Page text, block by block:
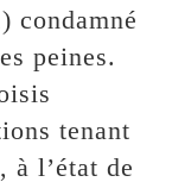
condamné
peines.
tenant
à l’état de